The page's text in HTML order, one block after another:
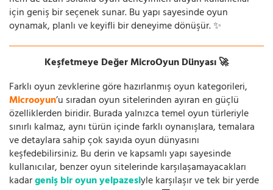
için geniş bir seçenek sunar. Bu yapı sayesinde oyun
oynamak, planlı ve keyifli bir deneyime dönüşür. ✨
Keşfetmeye Değer MicroOyun Dünyası 🚀
Farklı oyun zevklerine göre hazırlanmış oyun kategorileri,
Microoyun’u sıradan oyun sitelerinden ayıran en güçlü
özelliklerden biridir. Burada yalnızca temel oyun türleriyle
sınırlı kalmaz, aynı türün içinde farklı oynanışlara, temalara
ve detaylara sahip çok sayıda oyun dünyasını
keşfedebilirsiniz. Bu derin ve kapsamlı yapı sayesinde
kullanıcılar, benzer oyun sitelerinde karşılaşamayacakları
kadargeniş bir oyun yelpazesiyle karşılaşır ve tek bir yerde